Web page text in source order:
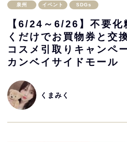
泉州 イベント SDGs
【6/24～6/26】不要化
くだけでお買物券と交
コスメ引取りキャンペ
カンベイサイドモール
くまみく